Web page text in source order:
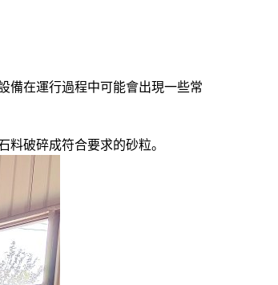
備在運行過程中可能會出現一些常
破碎成符合要求的砂粒。